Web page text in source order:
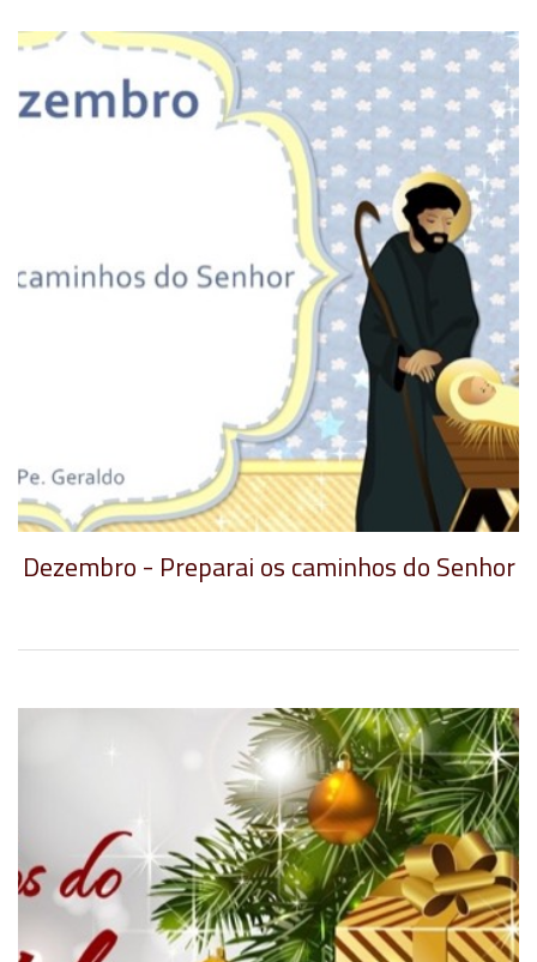
Dezembro - Preparai os caminhos do Senhor